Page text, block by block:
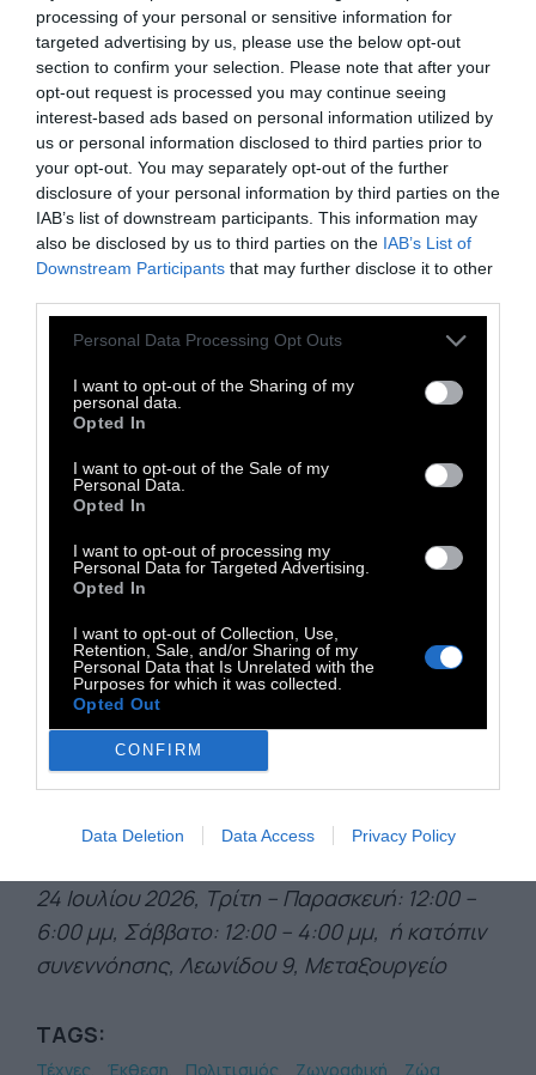
processing of your personal or sensitive information for
targeted advertising by us, please use the below opt-out
section to confirm your selection. Please note that after your
opt-out request is processed you may continue seeing
interest-based ads based on personal information utilized by
us or personal information disclosed to third parties prior to
your opt-out. You may separately opt-out of the further
disclosure of your personal information by third parties on the
IAB’s list of downstream participants. This information may
also be disclosed by us to third parties on the IAB’s List of
Downstream Participants that may further disclose it to other
Personal Data Processing Opt Outs
I want to opt-out of the Sharing of my
personal data.
Opted In
I want to opt-out of the Sale of my
Personal Data.
Opted In
I want to opt-out of processing my
Personal Data for Targeted Advertising.
Opted In
I want to opt-out of Collection, Use,
Retention, Sale, and/or Sharing of my
Personal Data that Is Unrelated with the
Purposes for which it was collected.
Opted Out
CONFIRM
Data Deletion Data Access Privacy Policy
Καλέστε στο 210 5233049 (12:00- 6:00 μμ
Τρίτη έως Παρασκευή).
Ο Αλέξανδρος Γεωργίου γεννήθηκε στην
Αθήνα το 1972. Αποφοίτησε από την Ανώτατη
Σχολή Καλών Τεχνών το 1996 και συνέχισε
στις σπουδές του στο School of Visual Arts
της Νέας Υόρκης. Είναι γνωστός κυρίως για
τη δουλειά του στη ζωγραφική και την
φωτογραφία. Η πρακτική του εστιάζει στην
εξερεύνηση της προσωπικής και
και του ταξιδιού, και της σχέσης με τον εαυτό
και τον άλλον.
Από τις ατομικές του εκθέσεις ξεχωρίζουν:
Από την οπτική του Ναι (2023), Ο Πρίγκιπας
με τη μπλε κορώνα συναντά την οικογένεια
στο σώμα του (2021) στη γκαλερί Ρεβέκκα
Δημοτική Πινακοθήκη του Δήμου Αθηναίων,
Αυτοκράτειρα και πνεύματα(2022) στην
γκαλερί Ζήνα Αθανασιάδου, μεταΘεοί (2017)
στο Μουσείο Μπενάκη Ισλαμικής Τέχνης και
το Χωρίς Δικό μου Όχημα I-V (2012) στο
24 Ιουλίου 2026, Τρίτη – Παρασκευή: 12:00 –
6:00 μμ, Σάββατο: 12:00 – 4:00 μμ, ή κατόπιν
συνεννόησης, Λεωνίδου 9, Μεταξουργείο
TAGS:
Τέχνες Έκθεση Πολιτισμός Ζωγραφική Ζώα